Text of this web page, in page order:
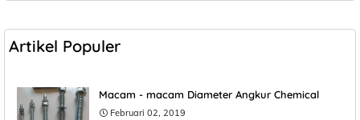
Artikel Populer
Macam - macam Diameter Angkur Chemical
Februari 02, 2019